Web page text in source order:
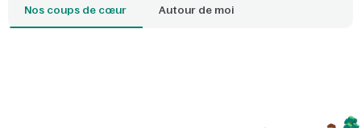
Nos coups de cœur Autour de moi